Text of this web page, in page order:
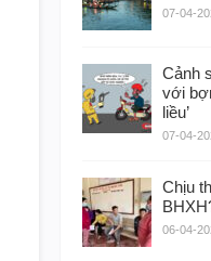
07-04-
Cảnh
với
liều’
07-04-
Chịu
06-04-